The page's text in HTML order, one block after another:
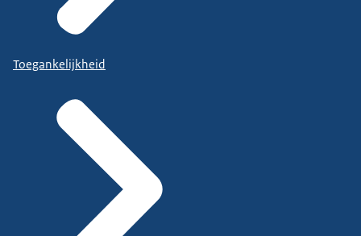
Toegankelijkheid